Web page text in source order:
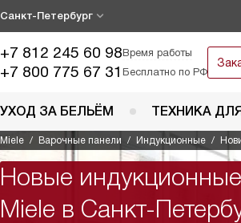
Санкт-Петербург
+7 812 245 60 98Время работы
+7 800 775 67 31 Бесплатно по РФ
УХОД ЗА БЕЛЬЁМ ТЕХНИКА
Miele Варочные панели Индукционные
Новые
Miele в Санкт-